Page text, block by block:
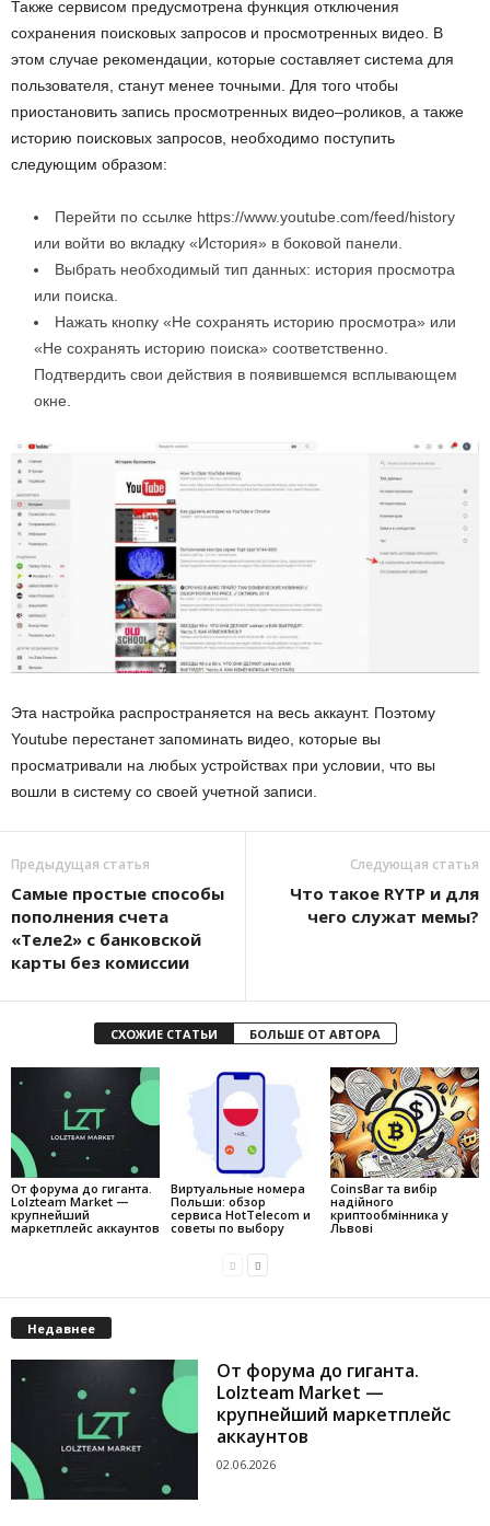
Также сервисом предусмотрена функция отключения
сохранения поисковых запросов и просмотренных видео. В
этом случае рекомендации, которые составляет система для
пользователя, станут менее точными. Для того чтобы
приостановить запись просмотренных видео–роликов, а также
историю поисковых запросов, необходимо поступить
следующим образом:
Перейти по ссылке https://www.youtube.com/feed/history
или войти во вкладку «История» в боковой панели.
Выбрать необходимый тип данных: история просмотра
или поиска.
Нажать кнопку «Не сохранять историю просмотра» или
«Не сохранять историю поиска» соответственно.
Подтвердить свои действия в появившемся всплывающем
окне.
Эта настройка распространяется на весь аккаунт. Поэтому
Youtube перестанет запоминать видео, которые вы
просматривали на любых устройствах при условии, что вы
вошли в систему со своей учетной записи.
Предыдущая статья
Самые простые способы
пополнения счета
«Теле2» с банковской
карты без комиссии
Следующая статья
Что такое RYTP и для
чего служат мемы?
СХОЖИЕ СТАТЬИ БОЛЬШЕ ОТ АВТОРА
От форума до гиганта.
Lolzteam Market —
крупнейший
маркетплейс аккаунтов
Виртуальные номера
Польши: обзор
сервиса HotTelecom и
советы по выбору
CoinsBar та вибір
надійного
криптообмінника у
Львові
Недавнее
От форума до гиганта.
Lolzteam Market —
крупнейший маркетплейс
аккаунтов
02.06.2026